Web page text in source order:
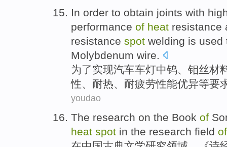
In order to obtain joints with
performance of heat resistance
resistance spot welding is used
Molybdenum wire.
为了实现汽车车灯中钨、 钼丝材
性、 耐热、 耐疲劳性能优异等要
youdao
The research on the Book of
heat spot in the research field of